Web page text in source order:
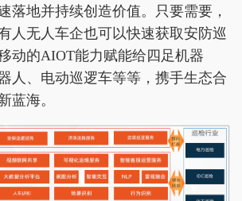
落地并持续创造价值。只要需要，
人无人车企也可以快速获取安防巡
动的AIOT能力赋能给四足机器
人、电动巡逻车等等，携手生态合
蓝海。